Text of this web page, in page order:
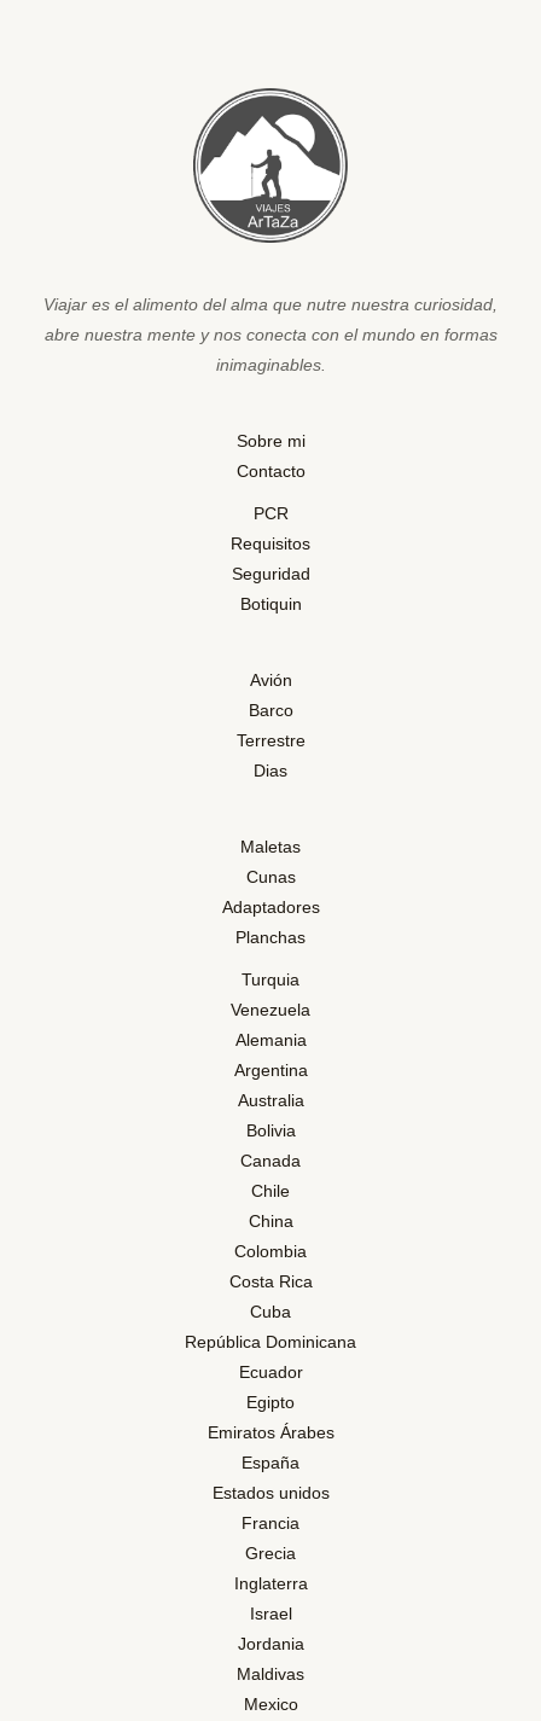
Viajar es el alimento del alma que nutre nuestra curiosidad,
abre nuestra mente y nos conecta con el mundo en formas
inimaginables.
Sobre mi
Contacto
PCR
Requisitos
Seguridad
Botiquin
Avión
Barco
Terrestre
Dias
Maletas
Cunas
Adaptadores
Planchas
Turquia
Venezuela
Alemania
Argentina
Australia
Bolivia
Canada
Chile
China
Colombia
Costa Rica
Cuba
República Dominicana
Ecuador
Egipto
Emiratos Árabes
España
Estados unidos
Francia
Grecia
Inglaterra
Israel
Jordania
Maldivas
Mexico